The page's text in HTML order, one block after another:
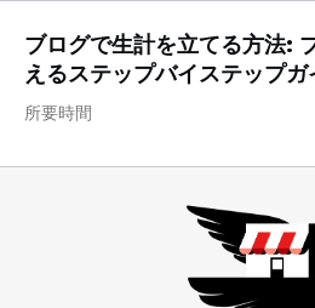
ブログで生計を立てる方法:
えるステップバイステップガ
所要時間